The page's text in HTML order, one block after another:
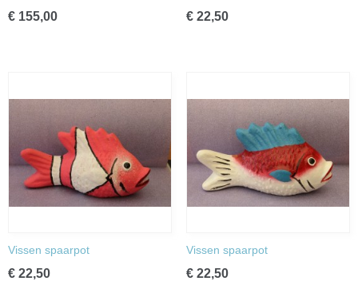
€ 155,00 € 22,50
Vissen spaarpot
€ 22,50
Vissen spaarpot
€ 22,50